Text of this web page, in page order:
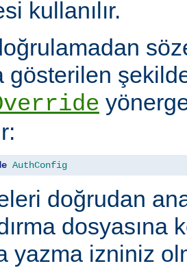
kullanılır.
gösterilen
AuthConfig
doğrudan
dosyasına
yazma izniniz